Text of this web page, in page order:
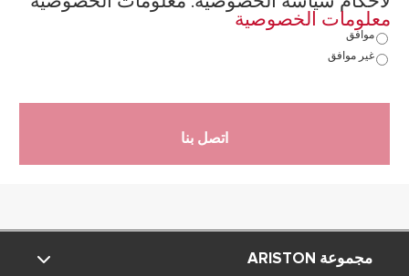
معلومات الخصوصية
موافق
غير موافق
اتصل بنا
مجموعة ARISTON